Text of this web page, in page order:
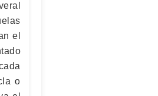
el
o